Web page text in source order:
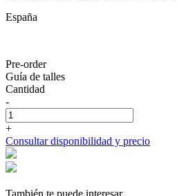
España
Pre-order
Guía de talles
Cantidad
-
+
Consultar disponibilidad y precio
También te puede interesar